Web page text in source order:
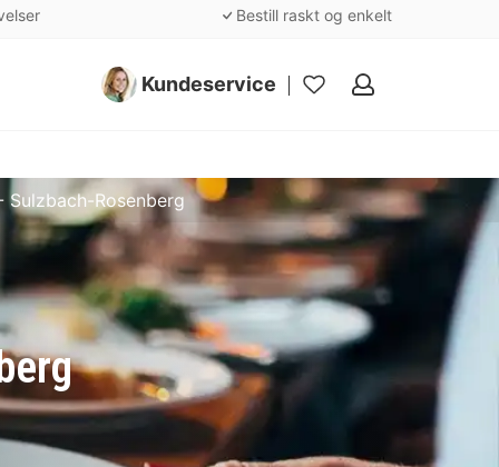
Bestill raskt og enkelt
Kundeservice
Mine
Sulzbach-Rosenberg